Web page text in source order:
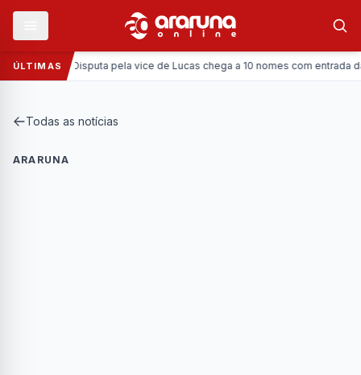
ÚLTIMAS
Política:Disputa pela vice de Lucas chega a 10 nomes com entrada da
Todas as notícias
ARARUNA